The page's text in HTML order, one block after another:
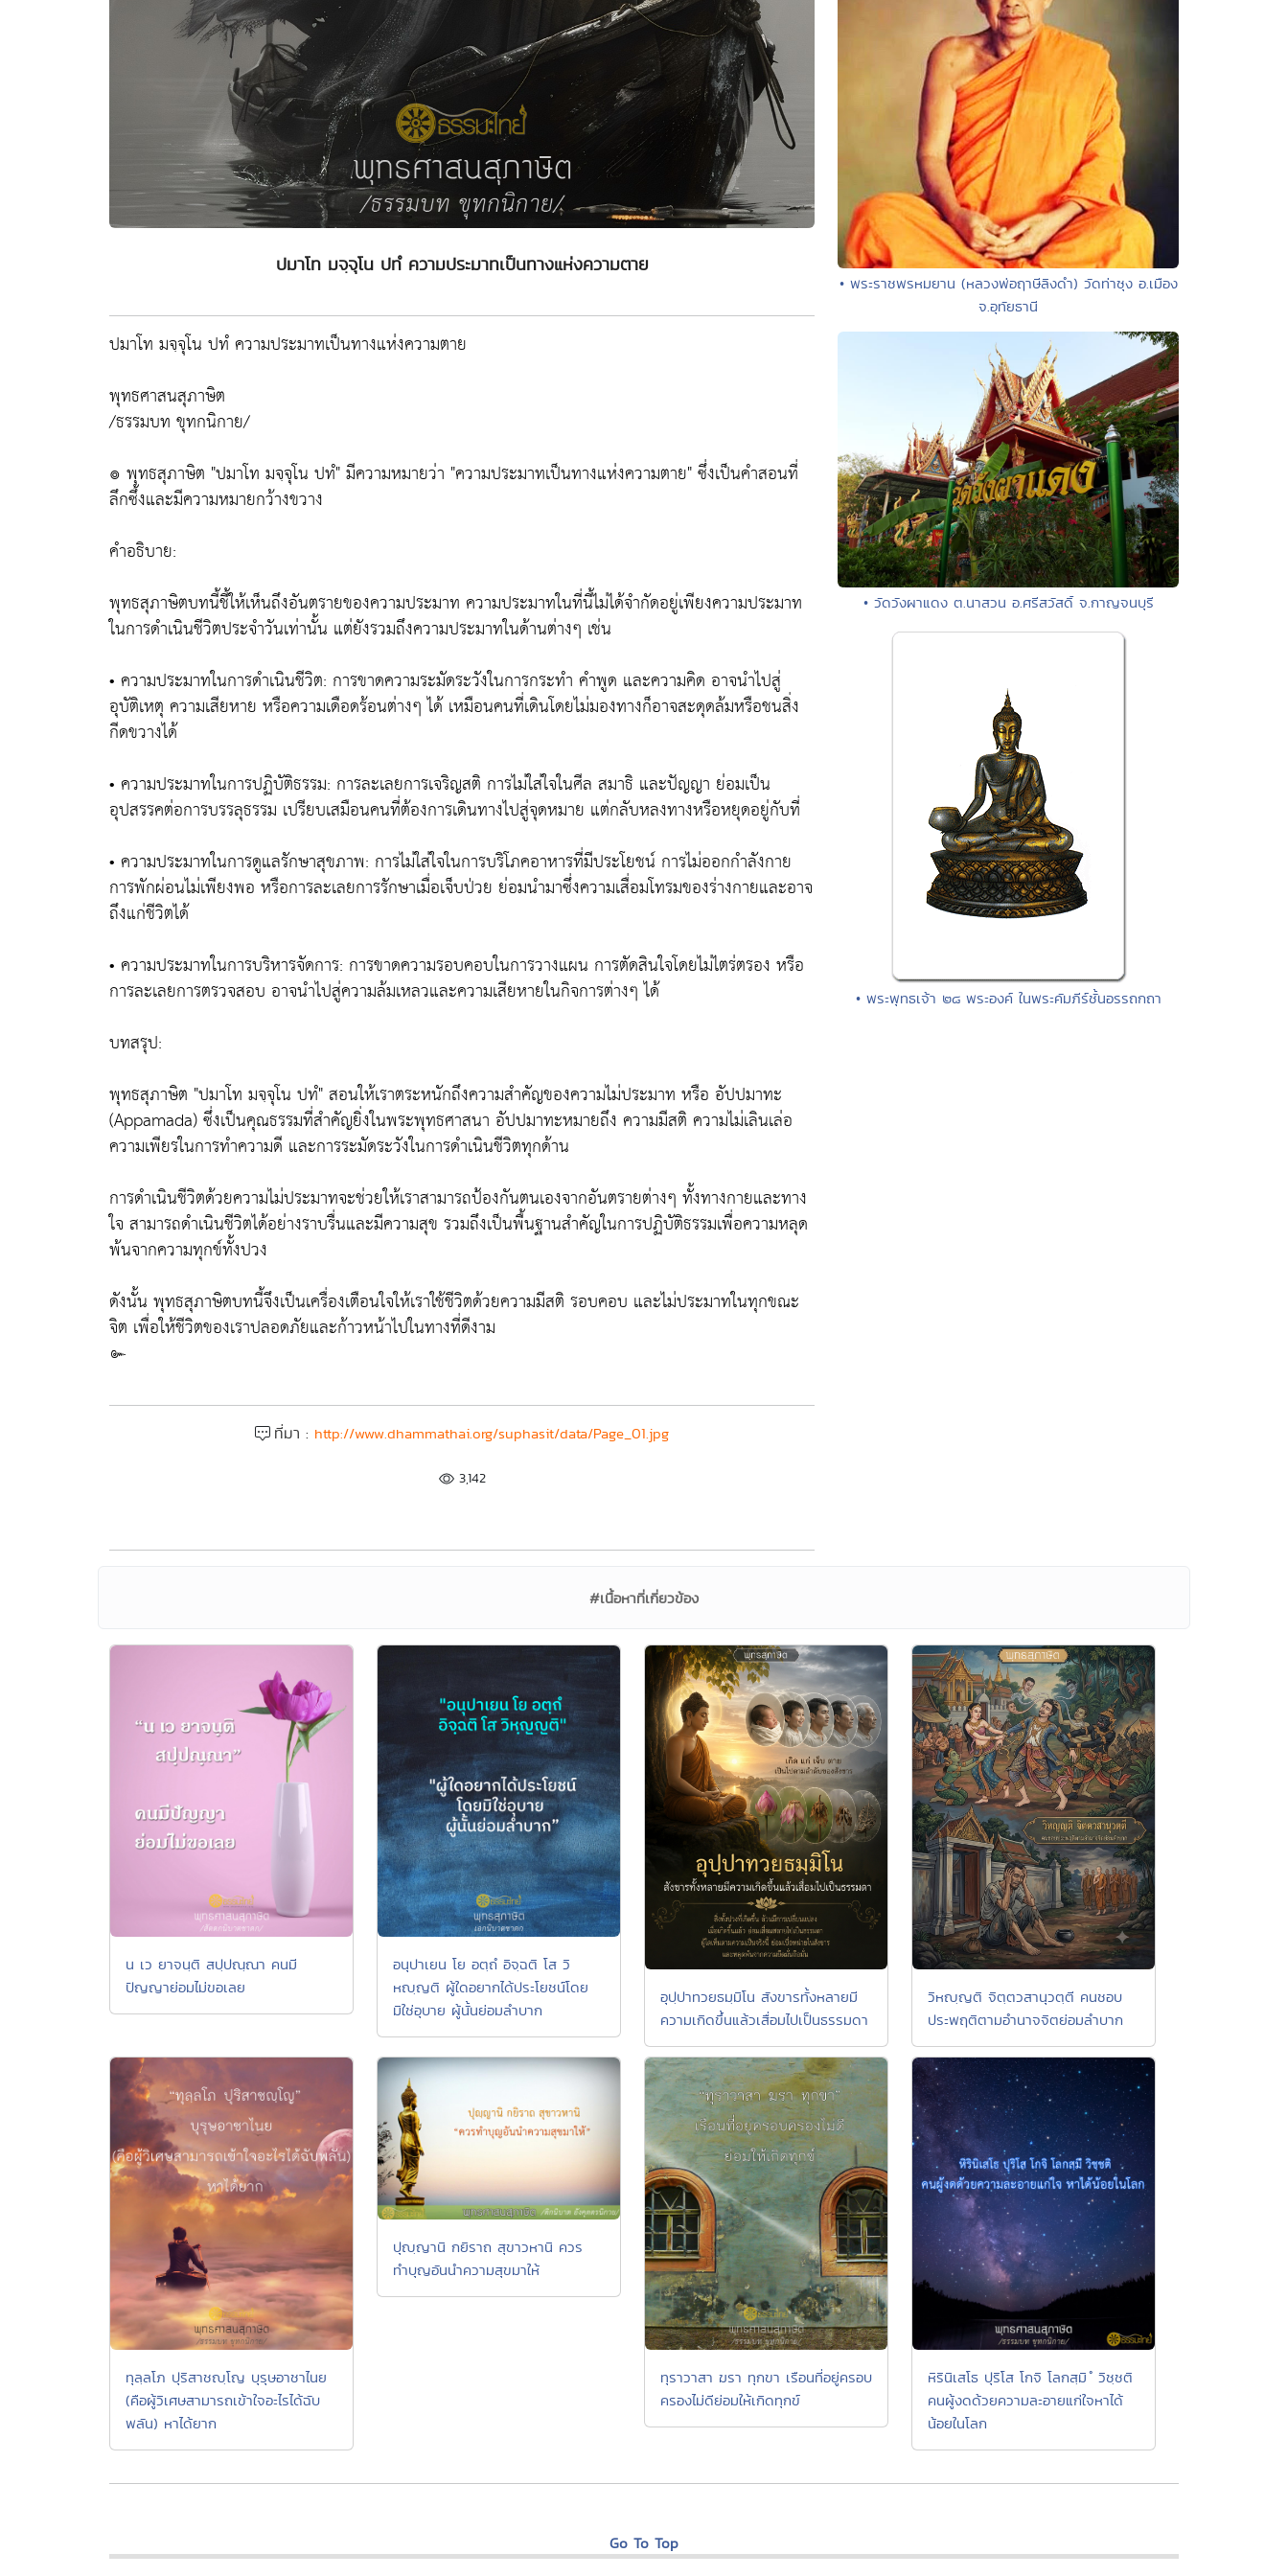
ปมาโท มจฺจุโน ปทํ ความประมาทเป็นทางแห่งความตาย
ปมาโท มจฺจุโน ปทํ ความประมาทเป็นทางแห่งความตาย
พุทธศาสนสุภาษิต
/ธรรมบท ขุทกนิกาย/
๏ พุทธสุภาษิต "ปมาโท มจฺจุโน ปทํ" มีความหมายว่า "ความประมาทเป็นทางแห่งความตาย" ซึ่งเป็นคำสอนที่
ลึกซึ้งและมีความหมายกว้างขวาง
คำอธิบาย:
พุทธสุภาษิตบทนี้ชี้ให้เห็นถึงอันตรายของความประมาท ความประมาทในที่นี้ไม่ได้จำกัดอยู่เพียงความประมาท
ในการดำเนินชีวิตประจำวันเท่านั้น แต่ยังรวมถึงความประมาทในด้านต่างๆ เช่น
• ความประมาทในการดำเนินชีวิต: การขาดความระมัดระวังในการกระทำ คำพูด และความคิด อาจนำไปสู่
อุบัติเหตุ ความเสียหาย หรือความเดือดร้อนต่างๆ ได้ เหมือนคนที่เดินโดยไม่มองทางก็อาจสะดุดล้มหรือชนสิ่ง
กีดขวางได้
• ความประมาทในการปฏิบัติธรรม: การละเลยการเจริญสติ การไม่ใส่ใจในศีล สมาธิ และปัญญา ย่อมเป็น
อุปสรรคต่อการบรรลุธรรม เปรียบเสมือนคนที่ต้องการเดินทางไปสู่จุดหมาย แต่กลับหลงทางหรือหยุดอยู่กับที่
• ความประมาทในการดูแลรักษาสุขภาพ: การไม่ใส่ใจในการบริโภคอาหารที่มีประโยชน์ การไม่ออกกำลังกาย
การพักผ่อนไม่เพียงพอ หรือการละเลยการรักษาเมื่อเจ็บป่วย ย่อมนำมาซึ่งความเสื่อมโทรมของร่างกายและอาจ
ถึงแก่ชีวิตได้
• ความประมาทในการบริหารจัดการ: การขาดความรอบคอบในการวางแผน การตัดสินใจโดยไม่ไตร่ตรอง หรือ
การละเลยการตรวจสอบ อาจนำไปสู่ความล้มเหลวและความเสียหายในกิจการต่างๆ ได้
บทสรุป:
พุทธสุภาษิต "ปมาโท มจฺจุโน ปทํ" สอนให้เราตระหนักถึงความสำคัญของความไม่ประมาท หรือ อัปปมาทะ
(Appamada) ซึ่งเป็นคุณธรรมที่สำคัญยิ่งในพระพุทธศาสนา อัปปมาทะหมายถึง ความมีสติ ความไม่เลินเล่อ
ความเพียรในการทำความดี และการระมัดระวังในการดำเนินชีวิตทุกด้าน
การดำเนินชีวิตด้วยความไม่ประมาทจะช่วยให้เราสามารถป้องกันตนเองจากอันตรายต่างๆ ทั้งทางกายและทาง
ใจ สามารถดำเนินชีวิตได้อย่างราบรื่นและมีความสุข รวมถึงเป็นพื้นฐานสำคัญในการปฏิบัติธรรมเพื่อความหลุด
พ้นจากความทุกข์ทั้งปวง
ดังนั้น พุทธสุภาษิตบทนี้จึงเป็นเครื่องเตือนใจให้เราใช้ชีวิตด้วยความมีสติ รอบคอบ และไม่ประมาทในทุกขณะ
จิต เพื่อให้ชีวิตของเราปลอดภัยและก้าวหน้าไปในทางที่ดีงาม
๛
ที่มา : http://www.dhammathai.org/suphasit/data/Page_01.jpg
3,142
• พระราชพรหมยาน (หลวงพ่อฤาษีลิงดำ) วัดท่าซุง อ.เมือง
จ.อุทัยธานี
• วัดวังผาแดง ต.นาสวน อ.ศรีสวัสดิ์ จ.กาญจนบุรี
• พระพุทธเจ้า ๒๘ พระองค์ ในพระคัมภีร์ชั้นอรรถกถา
#เนื้อหาที่เกี่ยวข้อง
น เว ยาจนฺติ สปฺปณฺณา คนมี
ปัญญาย่อมไม่ขอเลย
อนุปาเยน โย อตฺถํ อิจฺฉติ โส วิ
หญฺญติ ผู้ใดอยากได้ประโยชน์โดย
มิใช่อุบาย ผู้นั้นย่อมลำบาก
อุปฺปาทวยธมฺมิโน สังขารทั้งหลายมี
ความเกิดขึ้นแล้วเสื่อมไปเป็นธรรมดา
วิหญฺญติ จิตฺตวสานุวตฺตี คนชอบ
ประพฤติตามอำนาจจิตย่อมลำบาก
ทุลฺลโภ ปุริสาชญฺโญ บุรุษอาชาไนย
(คือผู้วิเศษสามารถเข้าใจอะไรได้ฉับ
พลัน) หาได้ยาก
ปุญฺญานิ กยิราถ สุขาวหานิ ควร
ทำบุญอันนำความสุขมาให้
ทุราวาสา ฆรา ทุกขา เรือนที่อยู่ครอบ
ครองไม่ดีย่อมให้เกิดทุกข์
หิรินิเสโธ ปุริโส โกจิ โลกสฺมิ ํ วิชฺชติ
คนผู้งดด้วยความละอายแก่ใจหาได้
น้อยในโลก
Go To Top